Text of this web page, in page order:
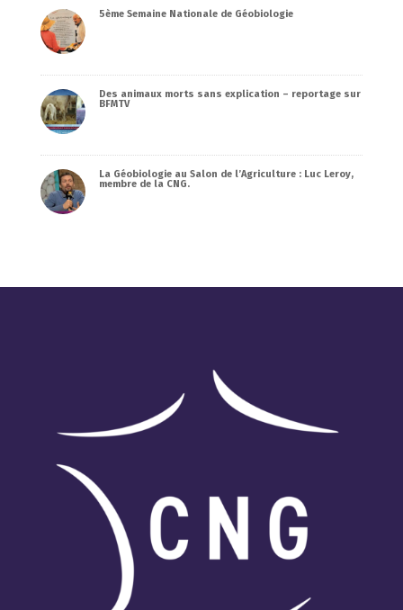
5ème Semaine Nationale de Géobiologie
Des animaux morts sans explication – reportage sur
BFMTV
La Géobiologie au Salon de l’Agriculture : Luc Leroy,
membre de la CNG.